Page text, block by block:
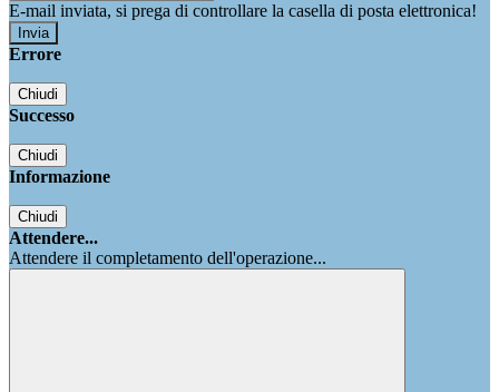
E-mail inviata, si prega di controllare la casella di posta elettronica!
Errore
Chiudi
Successo
Chiudi
Informazione
Chiudi
Attendere...
Attendere il completamento dell'operazione...